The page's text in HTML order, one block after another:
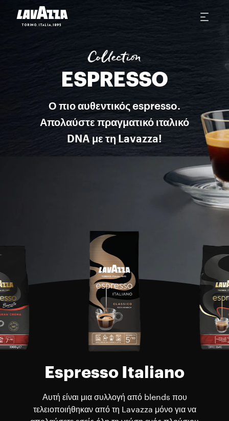
Espresso Italiano Αυτή είναι μια συλλογή από blends που
Collection
ESPRESSO
Ο πιο αυθεντικός espresso.
Απολαύστε πραγματικό ιταλικό
DNA με τη Lavazza!
Espresso Italiano
Αυτή είναι μια συλλογή από blends που
τελειοποιήθηκαν από τη Lavazza μόνο για να